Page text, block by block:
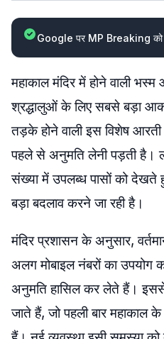
Google पर MP Breaking
महाकाल मंदिर में होने वाली
श्रद्धालुओं के लिए सबसे बड़ा
तड़के होने वाली इस विशेष
पहले से अनुमति लेनी पड़ती है।
संख्या में उपलब्ध पासों को देखते
बड़ा बदलाव करने जा रही है।
मंदिर प्रशासन के अनुसार,
अलग मोबाइल नंबरों का उपयोग
अनुमति हासिल कर लेते हैं। इससे
जाते हैं, जो पहली बार महाकाल